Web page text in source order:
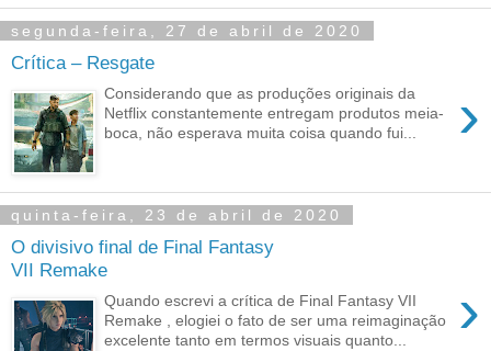
segunda-feira, 27 de abril de 2020
Crítica – Resgate
›
Considerando que as produções originais da
Netflix constantemente entregam produtos meia-
boca, não esperava muita coisa quando fui...
quinta-feira, 23 de abril de 2020
O divisivo final de Final Fantasy
VII Remake
›
Quando escrevi a crítica de Final Fantasy VII
Remake , elogiei o fato de ser uma reimaginação
excelente tanto em termos visuais quanto...